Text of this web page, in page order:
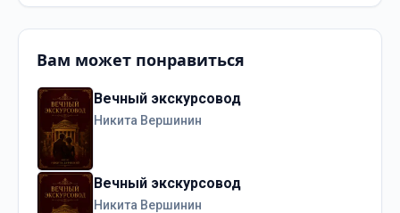
Вам может понравиться
Вечный экскурсовод
Никита Вершинин
Вечный экскурсовод
Никита Вершинин